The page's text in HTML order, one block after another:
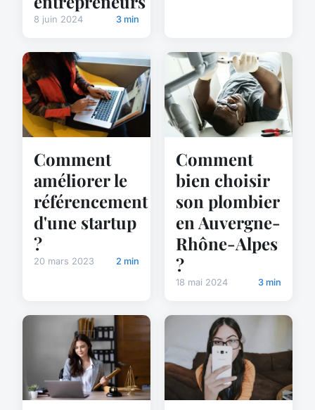
8 juin 2024 3 min
Comment
améliorer le
référencement
d'une startup
?
20 mars 2023 2 min
Comment
bien choisir
son plombier
en Auvergne-
Rhône-Alpes
?
18 mai 2024 3 min